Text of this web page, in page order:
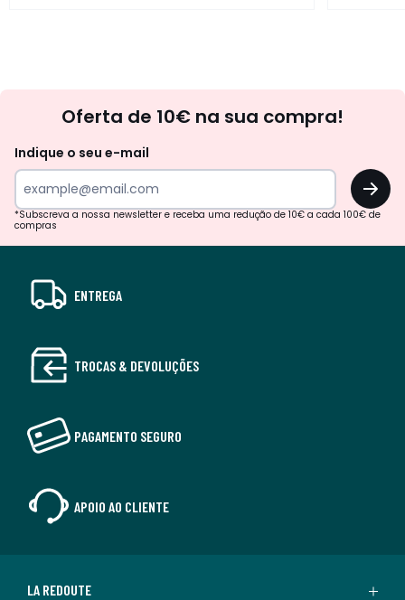
Oferta de 10€ na sua compra!
Indique o seu e-mail
OK
*Subscreva a nossa newsletter e receba uma redução de 10€ a cada 100€ de
compras
ENTREGA
TROCAS & DEVOLUÇÕES
PAGAMENTO SEGURO
APOIO AO CLIENTE
LA REDOUTE